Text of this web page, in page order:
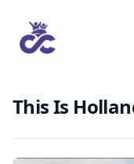
This Is